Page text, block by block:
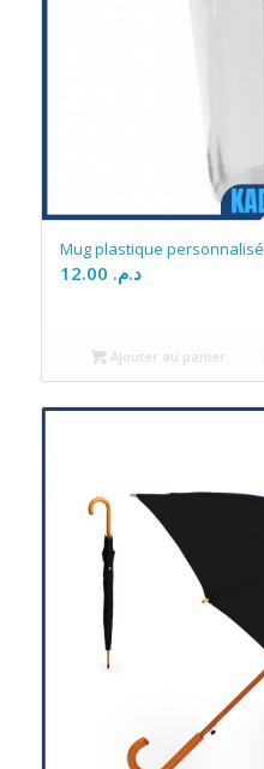
Mug plastique personnalisé
د.م.
Ajouter au panier